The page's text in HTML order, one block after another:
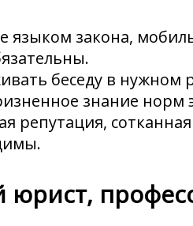
языком закона,
беседу в
знание норм
репутация,